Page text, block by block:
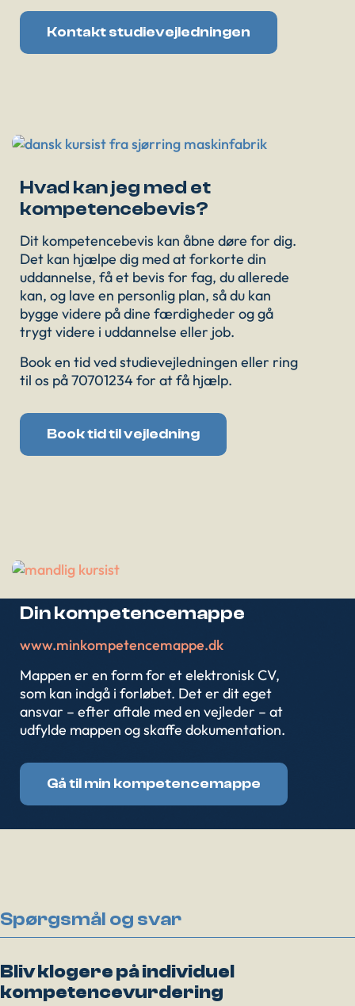
Kontakt studievejledningen
Hvad kan jeg med et
kompetencebevis?
Dit kompetencebevis kan åbne døre for dig.
Det kan hjælpe dig med at forkorte din
uddannelse, få et bevis for fag, du allerede
kan, og lave en personlig plan, så du kan
bygge videre på dine færdigheder og gå
trygt videre i uddannelse eller job.
Book en tid ved studievejledningen eller ring
til os på 70701234 for at få hjælp.
Book tid til vejledning
Din kompetencemappe
www.minkompetencemappe.dk
Mappen er en form for et elektronisk CV,
som kan indgå i forløbet. Det er dit eget
ansvar – efter aftale med en vejleder – at
udfylde mappen og skaffe dokumentation.
Gå til min kompetencemappe
Spørgsmål og svar
Bliv klogere på individuel
kompetencevurdering